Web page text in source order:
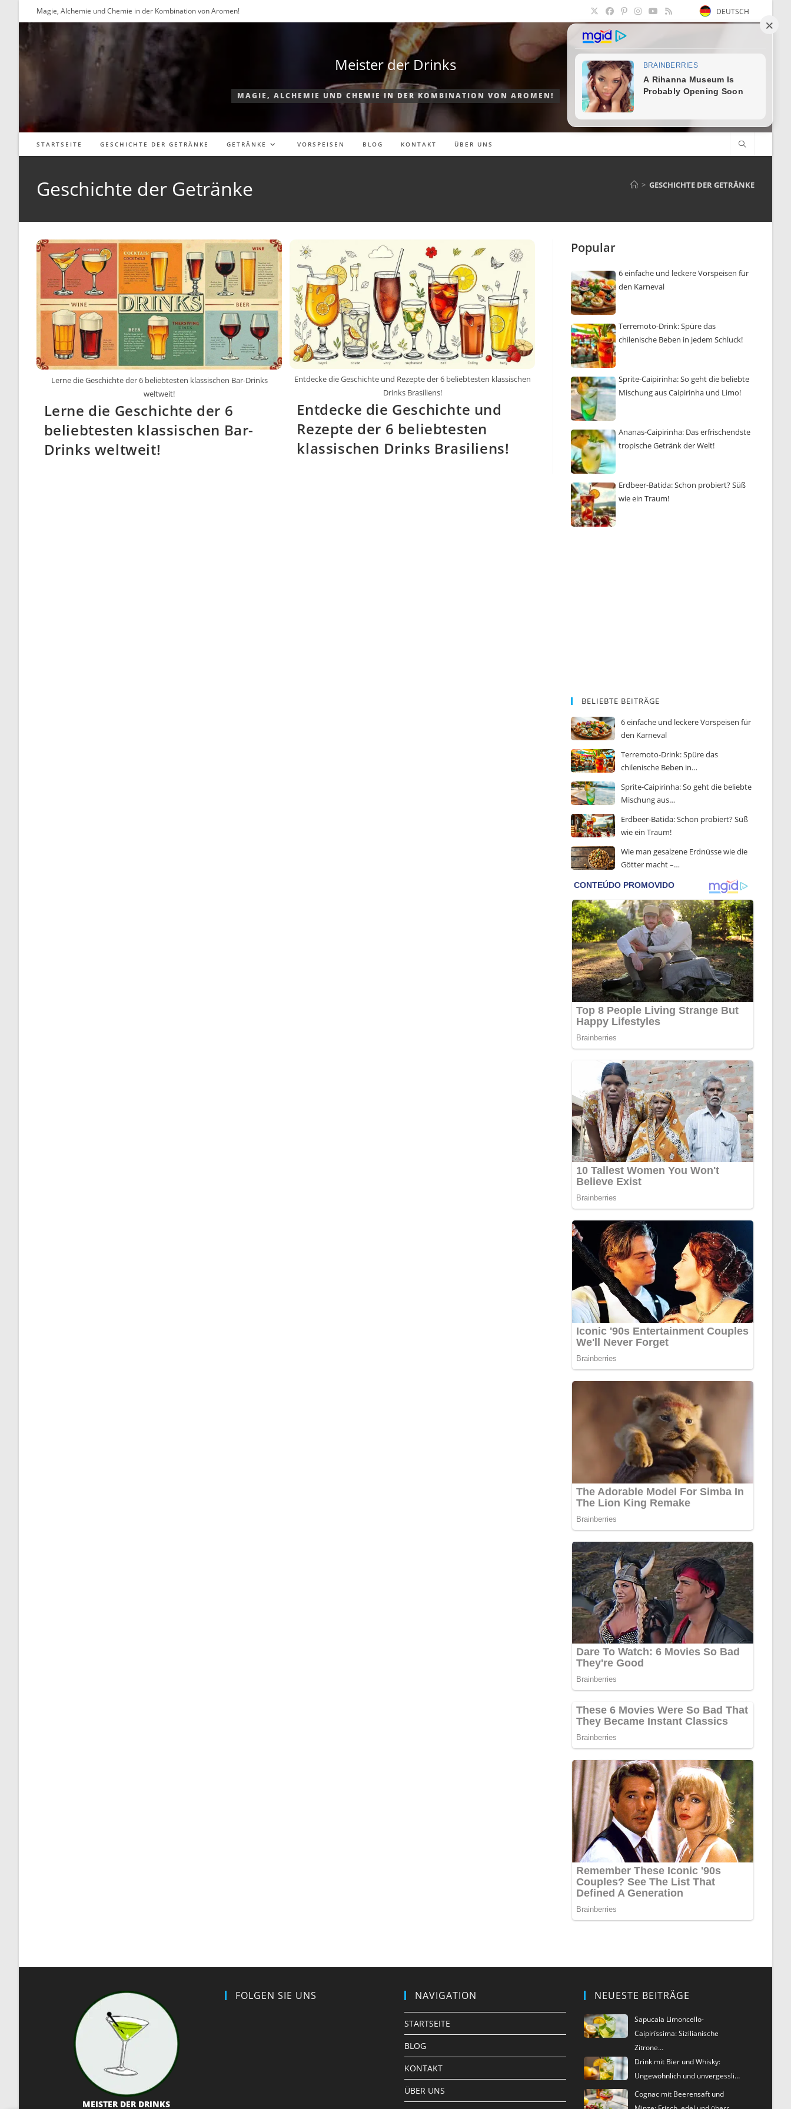
Inhalt
Magie, Alchemie und Chemie in der Kombination von Aromen! DEUTSCH
Meister der Drinks
MAGIE, ALCHEMIE UND CHEMIE IN DER KOMBINATION VON AROMEN!
STARTSEITE GESCHICHTE DER GETRÄNKE GETRÄNKE VORSPEISEN BLOG KONTAKT ÜBER UNS
Geschichte der Getränke > GESCHICHTE DER GETRÄNKE
Lerne die Geschichte der 6 beliebtesten klassischen Bar-Drinks
weltweit!
Lerne die Geschichte der 6
beliebtesten klassischen Bar-
Drinks weltweit!
Entdecke die Geschichte und Rezepte der 6 beliebtesten klassischen
Drinks Brasiliens!
Entdecke die Geschichte und
Rezepte der 6 beliebtesten
klassischen Drinks Brasiliens!
Popular
6 einfache und leckere Vorspeisen für
den Karneval
Terremoto-Drink: Spüre das
chilenische Beben in jedem Schluck!
Sprite-Caipirinha: So geht die beliebte
Mischung aus Caipirinha und Limo!
Ananas-Caipirinha: Das erfrischendste
tropische Getränk der Welt!
Erdbeer-Batida: Schon probiert? Süß
wie ein Traum!
BELIEBTE BEITRÄGE
6 einfache und leckere Vorspeisen für
den Karneval
Terremoto-Drink: Spüre das
chilenische Beben in…
Sprite-Caipirinha: So geht die beliebte
Mischung aus…
Erdbeer-Batida: Schon probiert? Süß
wie ein Traum!
Wie man gesalzene Erdnüsse wie die
Götter macht –…
MEISTER DER DRINKS
FOLGEN SIE UNS NAVIGATION
STARTSEITE
BLOG
KONTAKT
ÜBER UNS
NEUESTE BEITRÄGE
Sapucaia Limoncello-
Caipiríssima: Sizilianische
Zitrone…
Drink mit Bier und Whisky:
Ungewöhnlich und unvergessli…
Cognac mit Beerensaft und